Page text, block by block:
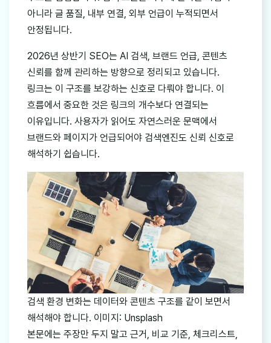
아니라 글 품질, 내부 연결, 외부 언급이 누적되면서
안정됩니다.
2026년 상반기 SEO는 AI 검색, 브랜드 언급, 콘텐츠
신뢰를 함께 관리하는 방향으로 정리되고 있습니다.
링크는 이 구조를 보강하는 신호로 다뤄야 합니다. 이
흐름에서 중요한 것은 링크의 개수보다 연결되는
이유입니다. 사용자가 읽어도 자연스러운 문맥에서
브랜드와 페이지가 언급되어야 검색엔진도 신뢰 신호로
해석하기 쉽습니다.
검색 환경 변화는 데이터와 콘텐츠 구조를 같이 보면서
해석해야 합니다. 이미지: Unsplash
본문에는 주장만 두지 말고 근거, 비교 기준, 체크리스트,